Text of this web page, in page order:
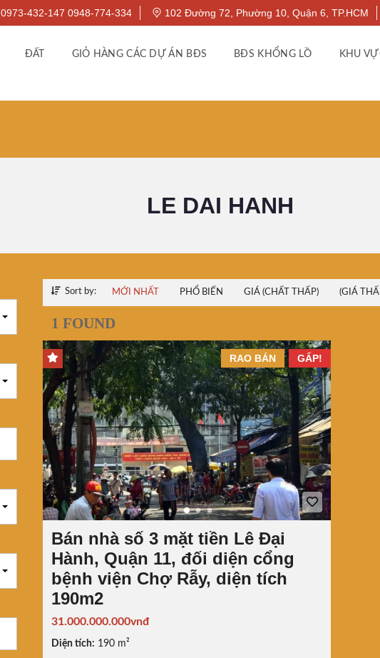
0973-432-147 0948-774-334 102 Đường 72, Phường 10, Quận 6, TP.HCM
ĐẤT GIỎ HÀNG CÁC DỰ ÁN BĐS BĐS KHỔNG LỒ KHU
LE DAI HANH
Sort by: MỚI NHẤT PHỔ BIẾN GIÁ (CHẤT THẤP) (GIÁ
1 FOUND
GẤP!
RAO BÁN
Bán nhà số 3 mặt tiền Lê Đại
Hành, Quận 11, đối diện cổng
bệnh viện Chợ Rẫy, diện tích
190m2
31.000.000.000vnđ
Diện tích: 190 m²